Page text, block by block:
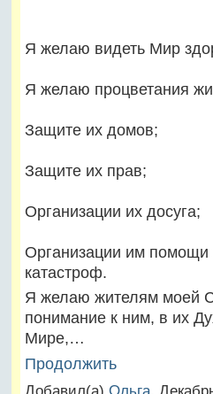
Я желаю видеть Мир
Я желаю процветания
Защите их домов;
Защите их прав;
Организации их досуга;
Организации им помощи
катастроф.
Я желаю жителям моей
понимание к ним, в их
Мире,…
Продолжить